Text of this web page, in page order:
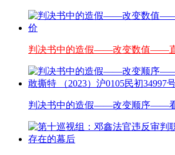
判决书中的造假——改变数值——
判决书中的造假——改变顺序——